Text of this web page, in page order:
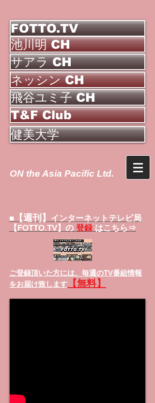
FOTTO.TV
池川明 CH
サアラ CH
ネッシン CH
飛谷ユミ子 CH
T&F Club
健美大学
ON the Asia Pacific Ltd.
■ 【週刊】
インターネットテレビ局
【FOTTO.TV】の 登録 はこちら⇒
ご登録頂いた方には、 毎週のTV番組情報
をお届け致します
【無料】